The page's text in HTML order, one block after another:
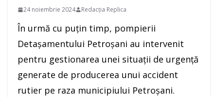
24 noiembrie 2024 Redacția Replica
În urmă cu puțin timp, pompierii
Detașamentului Petroșani au intervenit
pentru gestionarea unei situații de urgență
generate de producerea unui accident
rutier pe raza municipiului Petroșani.